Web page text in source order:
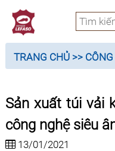
TRANG CHỦ >>
Sản xuất túi vải
công nghệ siêu
13/01/2021